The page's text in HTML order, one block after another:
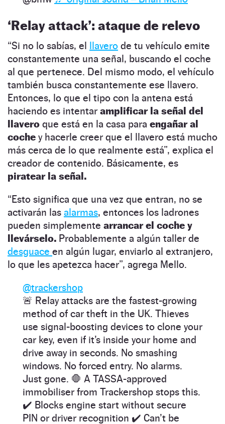
‘Relay attack’: ataque de relevo
“Si no lo sabías, el llavero de tu vehículo emite
constantemente una señal, buscando el coche
al que pertenece. Del mismo modo, el vehículo
también busca constantemente ese llavero.
Entonces, lo que el tipo con la antena está
haciendo es intentar amplificar la señal del
llavero que está en la casa para engañar al
coche y hacerle creer que el llavero está mucho
más cerca de lo que realmente está”, explica el
creador de contenido. Básicamente, es
piratear la señal.
“Esto significa que una vez que entran, no se
activarán las alarmas, entonces los ladrones
pueden simplemente arrancar el coche y
llevárselo. Probablemente a algún taller de
desguace en algún lugar, enviarlo al extranjero,
lo que les apetezca hacer”, agrega Mello.
@trackershop
🚨 Relay attacks are the fastest-growing
method of car theft in the UK. Thieves
use signal-boosting devices to clone your
car key, even if it’s inside your home and
drive away in seconds. No smashing
windows. No forced entry. No alarms.
Just gone. 🛑 A TASSA-approved
immobiliser from Trackershop stops this.
✔️ Blocks engine start without secure
PIN or driver recognition ✔️ Can’t be